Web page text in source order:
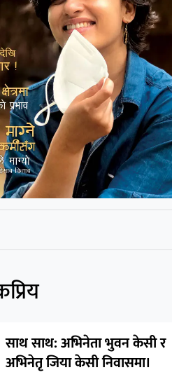
साथ साथ: अभिनेता भुवन केसी र
अभिनेतृ जिया केसी निवासमा।